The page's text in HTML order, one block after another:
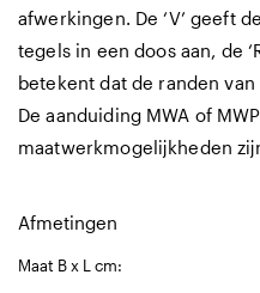
afwerkingen. De ‘V’ geeft
tegels in een doos aan, de
betekent dat de randen
De aanduiding MWA of
maatwerkmogelijkheden
Afmetingen
Maat B x L cm: